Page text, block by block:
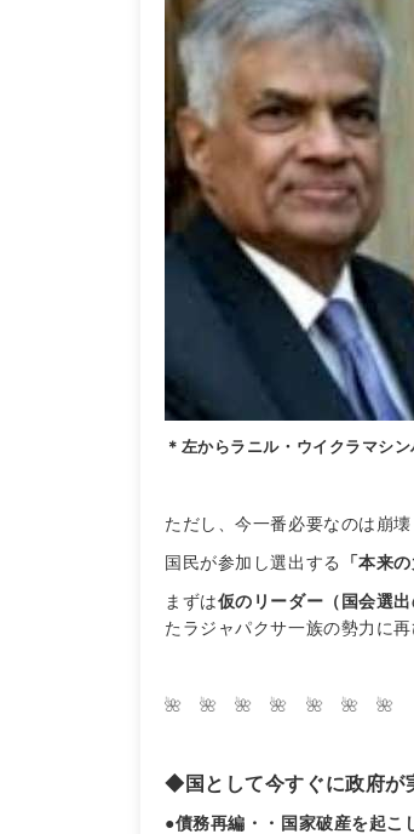
＊左からラニル・ウイクラマシ
ただし、今一番必要なのは崩
国民が参加し選出する
「本来
まずは仮のリーダー（国会選出
たラジャパクサ一族の勢力に
🌺 🌺 🌺 🌺 🌺 🌺 🌺
◆国として今すぐに政府が
●債務再編・・国家破産を起こ